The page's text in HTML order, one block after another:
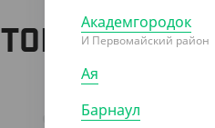
АРТ. 33179
Академгородок
И Первомайский район
Ая
Барнаул